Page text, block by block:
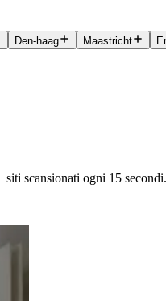
Den-haag Maastricht
siti scansionati ogni 15 secondi.